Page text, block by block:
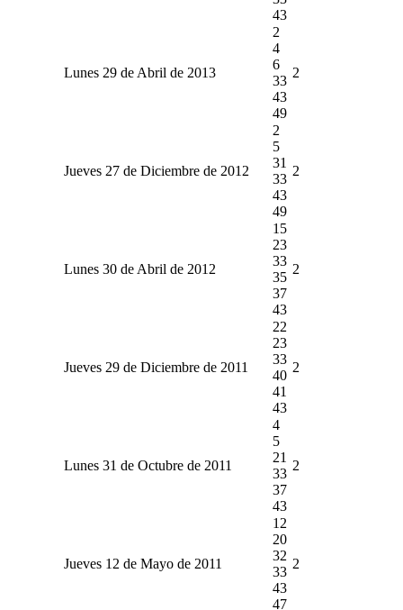
43
Lunes 29 de Abril de 2013
2
4
6
33
43
49
2
Jueves 27 de Diciembre de 2012
2
5
31
33
43
49
2
Lunes 30 de Abril de 2012
15
23
33
35
37
43
2
Jueves 29 de Diciembre de 2011
22
23
33
40
41
43
2
Lunes 31 de Octubre de 2011
4
5
21
33
37
43
2
Jueves 12 de Mayo de 2011
12
20
32
33
43
47
2